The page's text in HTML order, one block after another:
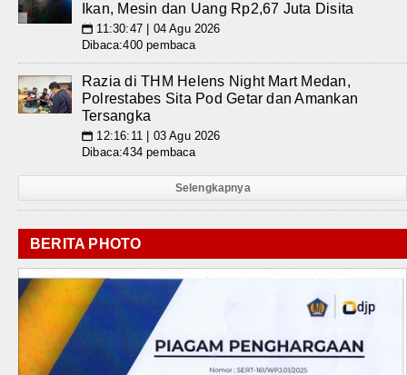
Ikan, Mesin dan Uang Rp2,67 Juta Disita
📅 11:30:47 | 04 Agu 2026
Dibaca:400 pembaca
Razia di THM Helens Night Mart Medan,
Polrestabes Sita Pod Getar dan Amankan
Tersangka
📅 12:16:11 | 03 Agu 2026
Dibaca:434 pembaca
Selengkapnya
BERITA PHOTO